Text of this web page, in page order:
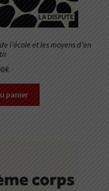
l’école et les moyens d’en
€
panier